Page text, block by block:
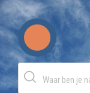
Skip
to
content